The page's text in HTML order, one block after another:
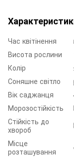
Час квітінення
Висота рослини
Колір
Соняшне світло
Вік саджанця
Морозостійкість
Стійкість до
хвороб
Місце
розташування